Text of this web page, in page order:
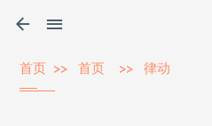
首页 >> 首页 >> 律动